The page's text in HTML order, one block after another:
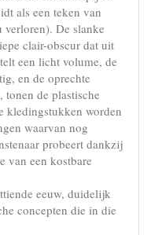
als een teken van
De slanke
clair-obscur dat uit
een licht volume, de
en de oprechte
de plastische
kledingstukken worden
waarvan nog
probeert dankzij
van een kostbare
eeuw, duidelijk
concepten die in die